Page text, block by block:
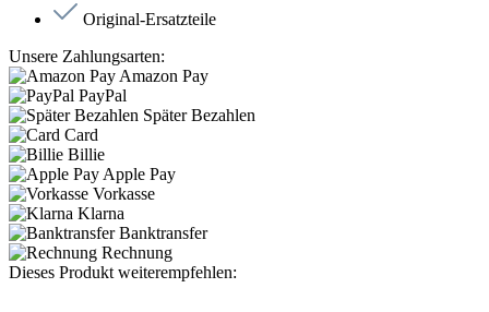
Original-Ersatzteile
Unsere Zahlungsarten:
Amazon Pay
PayPal
Später Bezahlen
Card
Billie
Apple Pay
Vorkasse
Klarna
Banktransfer
Rechnung
Dieses Produkt weiterempfehlen: